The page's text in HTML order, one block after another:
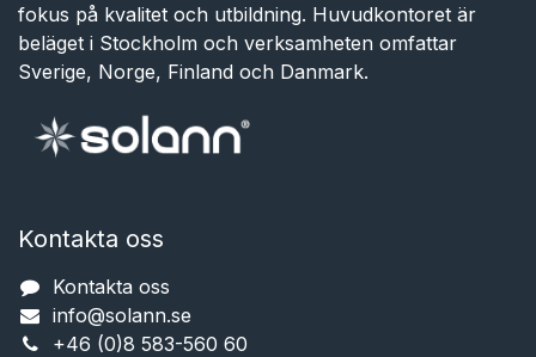
fokus på kvalitet och utbildning. Huvudkontoret är
beläget i Stockholm och verksamheten omfattar
Sverige, Norge, Finland och Danmark.
Kontakta oss
Kontakta oss
info@solann.se​​​​​​
+46 (0)8 583-560 60